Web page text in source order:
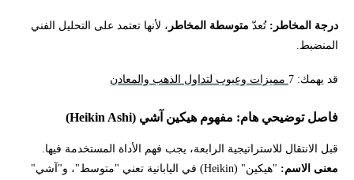
درجة المخاطر: تُعدّ متوسطة المخاطر ، لأنها تعتمد على التحليل الفني
المنضبط.
قد يهمك: 7 مميزات وعيوب لتداول الذهب والمعادن
فاصل توضيحي هام: مفهوم هيكين آشي (Heikin Ashi)
قبل الانتقال للاستراتيجية الرابعة، يجب فهم الأداة المستخدمة فيها.
معنى الاسم:
"هيكين" (Heikin) في اليابانية تعني "متوسط"، و"آشي"